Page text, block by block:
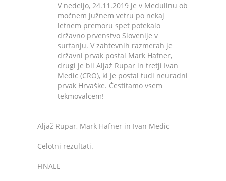
prvenstvo
Slovenije
v
surfanju,
Medulin
2019
–
Rezultati
V nedeljo, 24.11.2019 je v Medulinu ob
močnem južnem vetru po nekaj
letnem premoru spet potekalo
državno prvenstvo Slovenije v
surfanju. V zahtevnih razmerah je
državni prvak postal Mark Hafner,
drugi je bil Aljaž Rupar in tretji Ivan
Medic (CRO), ki je postal tudi neuradni
prvak Hrvaške. Čestitamo vsem
tekmovalcem!
Aljaž Rupar, Mark Hafner in Ivan Medic
Celotni rezultati.
FINALE